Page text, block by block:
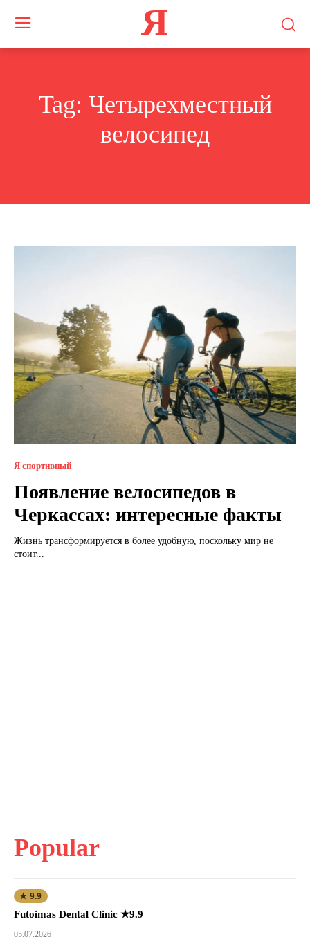
Я
Tag: Четырехместный
велосипед
Я спортивный
Появление велосипедов в
Черкассах: интересные факты
Жизнь трансформируется в более удобную, поскольку мир не
стоит...
Popular
★ 9.9
Futoimas Dental Clinic ★9.9
05.07.2026